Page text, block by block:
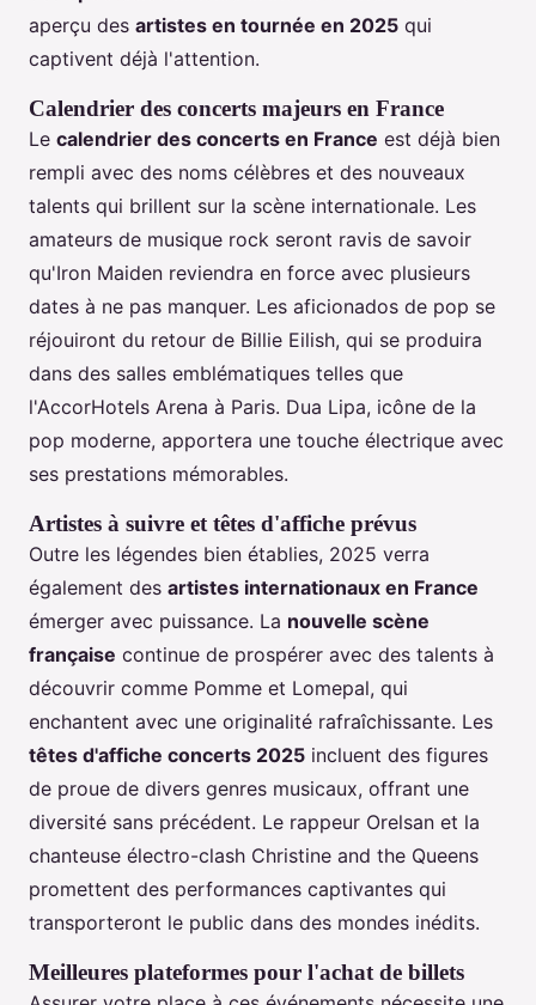
aperçu des artistes en tournée en 2025 qui
captivent déjà l'attention.
Calendrier des concerts majeurs en France
Le calendrier des concerts en France est déjà bien
rempli avec des noms célèbres et des nouveaux
talents qui brillent sur la scène internationale. Les
amateurs de musique rock seront ravis de savoir
qu'Iron Maiden reviendra en force avec plusieurs
dates à ne pas manquer. Les aficionados de pop se
réjouiront du retour de Billie Eilish, qui se produira
dans des salles emblématiques telles que
l'AccorHotels Arena à Paris. Dua Lipa, icône de la
pop moderne, apportera une touche électrique avec
ses prestations mémorables.
Artistes à suivre et têtes d'affiche prévus
Outre les légendes bien établies, 2025 verra
également des artistes internationaux en France
émerger avec puissance. La nouvelle scène
française continue de prospérer avec des talents à
découvrir comme Pomme et Lomepal, qui
enchantent avec une originalité rafraîchissante. Les
têtes d'affiche concerts 2025 incluent des figures
de proue de divers genres musicaux, offrant une
diversité sans précédent. Le rappeur Orelsan et la
chanteuse électro-clash Christine and the Queens
promettent des performances captivantes qui
transporteront le public dans des mondes inédits.
Meilleures plateformes pour l'achat de billets